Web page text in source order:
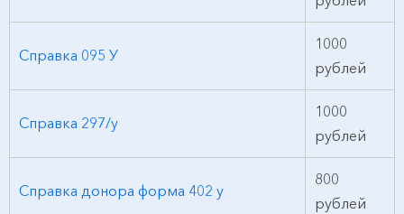
Справка 095 У
1000
рублей
Справка 297/у
1000
рублей
Справка донора форма 402 у
800
рублей